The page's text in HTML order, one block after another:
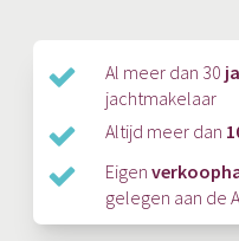
Al meer dan 30
jachtmakelaar
Altijd meer dan
Eigen
gelegen aan de